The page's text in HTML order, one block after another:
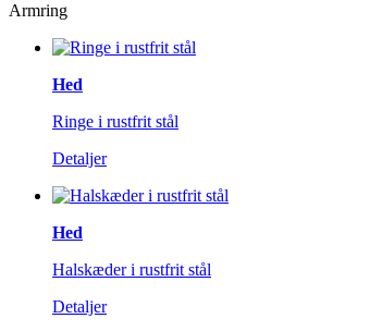
Armring
Hed
Ringe i rustfrit stål
Detaljer
Hed
Halskæder i rustfrit stål
Detaljer